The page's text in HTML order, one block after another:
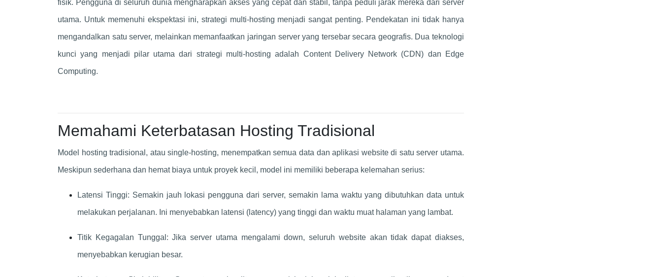
fisik. Pengguna di seluruh dunia mengharapkan akses yang cepat dan stabil, tanpa peduli jarak mereka dari server
utama. Untuk memenuhi ekspektasi ini, strategi multi-hosting menjadi sangat penting. Pendekatan ini tidak hanya
mengandalkan satu server, melainkan memanfaatkan jaringan server yang tersebar secara geografis. Dua teknologi
kunci yang menjadi pilar utama dari strategi multi-hosting adalah Content Delivery Network (CDN) dan Edge
Computing.
Memahami Keterbatasan Hosting Tradisional
Model hosting tradisional, atau single-hosting, menempatkan semua data dan aplikasi website di satu server utama.
Meskipun sederhana dan hemat biaya untuk proyek kecil, model ini memiliki beberapa kelemahan serius:
Latensi Tinggi: Semakin jauh lokasi pengguna dari server, semakin lama waktu yang dibutuhkan data untuk
melakukan perjalanan. Ini menyebabkan latensi (latency) yang tinggi dan waktu muat halaman yang lambat.
Titik Kegagalan Tunggal: Jika server utama mengalami down, seluruh website akan tidak dapat diakses,
menyebabkan kerugian besar.